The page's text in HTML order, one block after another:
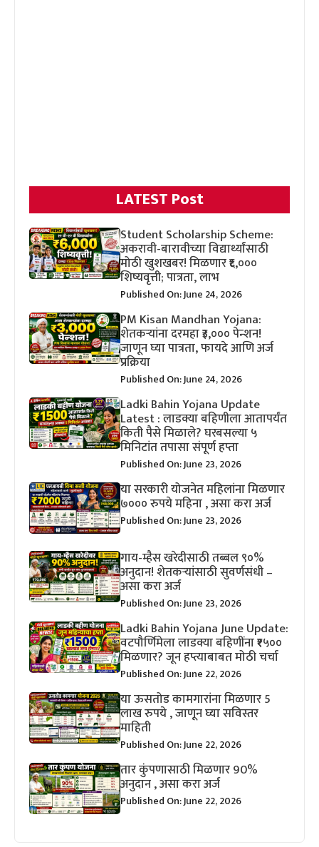
LATEST Post
Student Scholarship Scheme:
अकरावी-बारावीच्या विद्यार्थ्यांसाठी
मोठी खुशखबर! मिळणार ₹६,०००
शिष्यवृत्ती; पात्रता, लाभ
Published On: June 24, 2026
PM Kisan Mandhan Yojana:
शेतकऱ्यांना दरमहा ₹३,००० पेन्शन!
जाणून घ्या पात्रता, फायदे आणि अर्ज
प्रक्रिया
Published On: June 24, 2026
Ladki Bahin Yojana Update
Latest : लाडक्या बहिणीला आतापर्यंत
किती पैसे मिळाले? घरबसल्या ५
मिनिटांत तपासा संपूर्ण हप्ता
Published On: June 23, 2026
या सरकारी योजनेत महिलांना मिळणार
७००० रुपये महिना , असा करा अर्ज
Published On: June 23, 2026
गाय-म्हैस खरेदीसाठी तब्बल ९०%
अनुदान! शेतकऱ्यांसाठी सुवर्णसंधी –
असा करा अर्ज
Published On: June 23, 2026
Ladki Bahin Yojana June Update:
वटपौर्णिमेला लाडक्या बहिणींना ₹१५००
मिळणार? जून हप्त्याबाबत मोठी चर्चा
Published On: June 22, 2026
या ऊसतोड कामगारांना मिळणार 5
लाख रुपये , जाणून घ्या सविस्तर
माहिती
Published On: June 22, 2026
तार कुंपणासाठी मिळणार 90%
अनुदान , असा करा अर्ज
Published On: June 22, 2026